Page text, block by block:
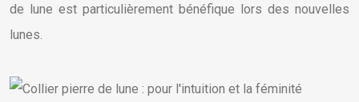
de lune est particulièrement bénéfique lors des nouvelles
lunes.